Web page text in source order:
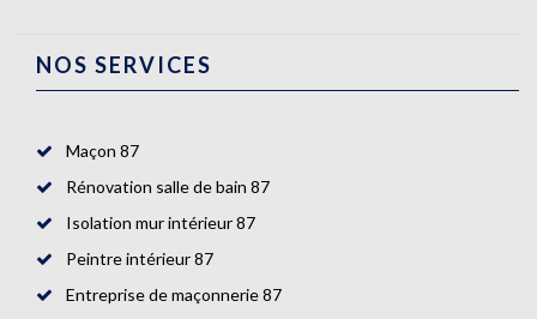
NOS SERVICES
Maçon 87
Rénovation salle de bain 87
Isolation mur intérieur 87
Peintre intérieur 87
Entreprise de maçonnerie 87